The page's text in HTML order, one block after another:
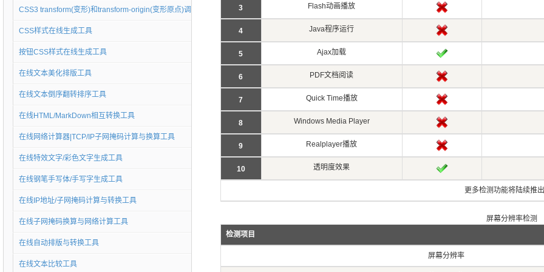
CSS3 transform(变形)和transform-origin(变形原点)调试工具
CSS样式在线生成工具
按钮CSS样式在线生成工具
在线文本美化排版工具
在线文本倒序翻转排序工具
在线HTML/MarkDown相互转换工具
在线网络计算器|TCP/IP子网掩码计算与换算工具
在线特效文字/彩色文字生成工具
在线钢笔手写体/手写字生成工具
在线IP地址/子网掩码计算与转换工具
在线子网掩码换算与网络计算工具
在线自动排版与转换工具
在线文本比较工具
3 Flash动画播放
4 Java程序运行
5 Ajax加载
6 PDF文档阅读
7 Quick Time播放
8 Windows Media Player
9 Realplayer播放
10 透明度效果
更多检测功能将陆续
屏幕分辨率检测
检测项目
屏幕分辨率